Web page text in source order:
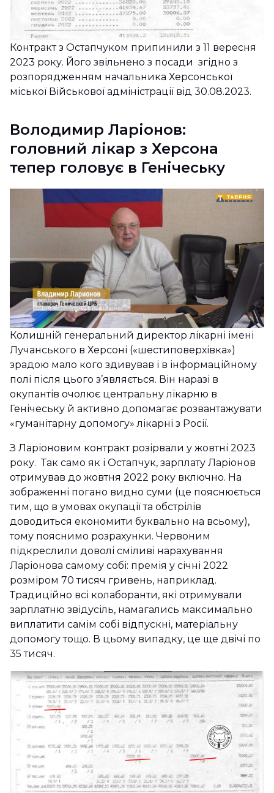
Контракт з Остапчуком припинили з 11 вересня
2023 року. Його звільнено з посади згідно з
розпорядженням начальника Херсонської
міської Військової адміністрації від 30.08.2023.
Володимир Ларіонов:
головний лікар з Херсона
тепер головує в Генічеську
Колишній генеральний директор лікарні імені
Лучанського в Херсоні («шестиповерхівка»)
зрадою мало кого здивував і в інформаційному
полі після цього з’являється. Він наразі в
окупантів очолює центральну лікарню в
Генічеську й активно допомагає розвантажувати
«гуманітарну допомогу» лікарні з Росії.
З Ларіоновим контракт розірвали у жовтні 2023
року. Так само як і Остапчук, зарплату Ларіонов
отримував до жовтня 2022 року включно. На
зображенні погано видно суми (це пояснюється
тим, що в умовах окупації та обстрілів
доводиться економити буквально на всьому),
тому пояснимо розрахунки. Червоним
підкреслили доволі сміливі нарахування
Ларіонова самому собі: премія у січні 2022
розміром 70 тисяч гривень, наприклад.
Традиційно всі колаборанти, які отримували
зарплатню звідусіль, намагались максимально
виплатити самім собі відпускні, матеріальну
допомогу тощо. В цьому випадку, це ще двічі по
35 тисяч.